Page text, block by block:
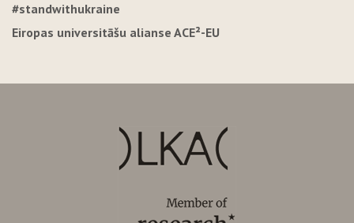
#standwithukraine
Eiropas universitāšu alianse ACE²-EU